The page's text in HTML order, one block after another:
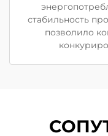
стабильность
позволило